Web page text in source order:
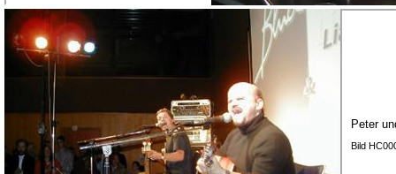
Peter
Bild